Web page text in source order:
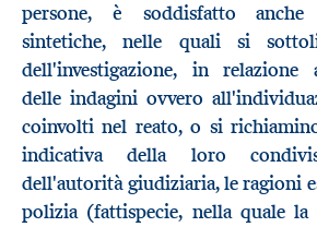
persone, è soddisfatto anche
sintetiche, nelle quali si
dell'investigazione, in relazione
delle indagini ovvero
coinvolti nel reato, o si
indicativa della loro
dell'autorità giudiziaria, le ragioni
polizia (fattispecie, nella quale